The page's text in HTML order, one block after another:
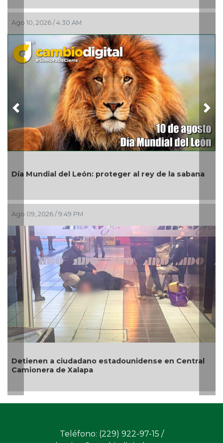
de la sabana
en Central
Ago 09, 2026 / 6:28 PM
Conmemora Congreso Día
Pueblos Indígenas
Ago 09, 2026 / 3:01 PM
Revelan que Ángel Aguirre habría
desaparecer pruebas del caso
su sobrino “estaba al tanto”
Previous
Teléfono: (229) 922-97-15 /